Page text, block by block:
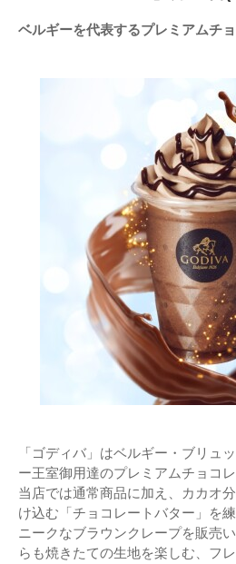
ベルギーを代表するプレミアムチ
「ゴディバ」はベルギー・ブリュ
ー王室御用達のプレミアムチョコ
当店では通常商品に加え、カカオ
け込む「チョコレートバター」を
ニークなブラウンクレープを販売
らも焼きたての生地を楽しむ、フ